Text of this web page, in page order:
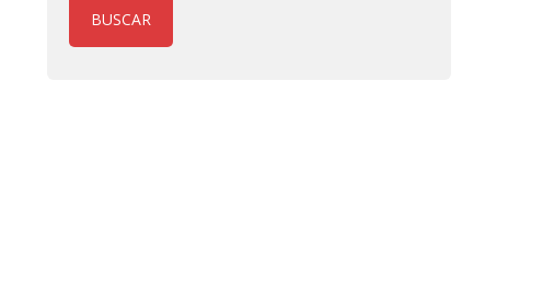
BUSCAR